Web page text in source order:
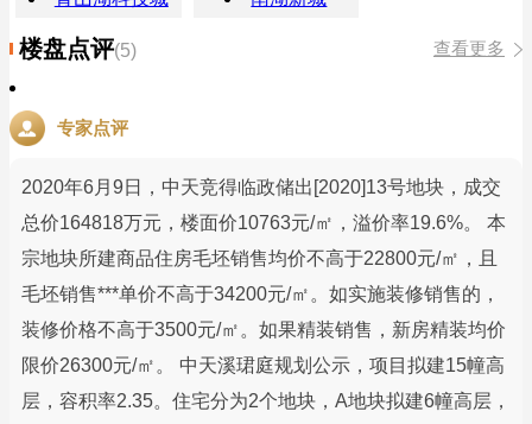
楼盘点评(5) 查看更多
专家点评
2020年6月9日，中天竞得临政储出[2020]13号地块，成交
总价164818万元，楼面价10763元/㎡，溢价率19.6%。 本
宗地块所建商品住房毛坯销售均价不高于22800元/㎡，且
毛坯销售***单价不高于34200元/㎡。如实施装修销售的，
装修价格不高于3500元/㎡。如果精装销售，新房精装均价
限价26300元/㎡。 中天溪珺庭规划公示，项目拟建15幢高
层，容积率2.35。住宅分为2个地块，A地块拟建6幢高层，